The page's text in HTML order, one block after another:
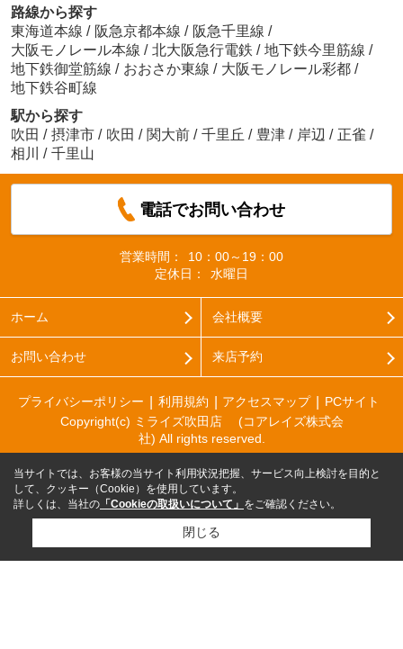
路線から探す
東海道本線 / 阪急京都本線 / 阪急千里線 /
大阪モノレール本線 / 北大阪急行電鉄 / 地下鉄今里筋線 /
地下鉄御堂筋線 / おおさか東線 / 大阪モノレール彩都 /
地下鉄谷町線
駅から探す
吹田 / 摂津市 / 吹田 / 関大前 / 千里丘 / 豊津 / 岸辺 / 正雀 /
相川
/ 千里山
電話でお問い合わせ
営業時間：
10：00～19：00
定休日：
水曜日
ホーム 会社概要
お問い合わせ 来店予約
プライバシーポリシー 利用規約 アクセスマップ
PCサイト
Copyright(c) ミライズ吹田店 (コアレイズ株式会
社) All rights reserved.
当サイトでは、お客様の当サイト利用状況把握、サービス向上検討を目的と
して、クッキー（Cookie）を使用しています。
詳しくは、当社の 「Cookieの取扱いについて」 をご確認ください。
閉じる